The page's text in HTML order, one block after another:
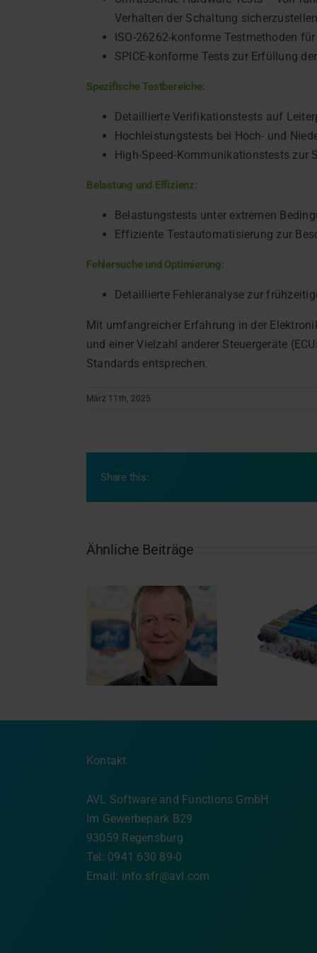
Verhalten der Schaltung sicherzustellen
ISO-26262-konforme Testmethoden
SPICE-konforme Tests zur Erfüllung
Spezifische Testbereiche:
Detaillierte Verifikationstests auf
Hochleistungstests bei Hoch- und
High-Speed-Kommunikationstests zur
Belastung und Effizienz:
Belastungstests unter extremen
Effiziente Testautomatisierung zur
Fehlersuche und Optimierung:
Detaillierte Fehleranalyse zur
Mit umfangreicher Erfahrung in der
und einer Vielzahl anderer Steuergeräte
Standards entsprechen.
März 11th, 2025
Share this:
Ähnliche Beiträge
Wechselrichter neu
gedacht: die Vorteile
von 800-Volt-SiC
(Siliziumkarbid)
Plattformen
Kontakt
AVL Software and Functions GmbH
Im Gewerbepark B29
93059 Regensburg
Tel: 0941 630 89-0
Email: info.sfr@avl.com